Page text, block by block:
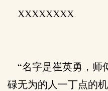
XXXXXXXX
“名字是崔英勇，师
碌无为的人一丁点的